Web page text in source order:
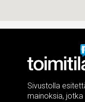
Sivustolla
mainoksia,